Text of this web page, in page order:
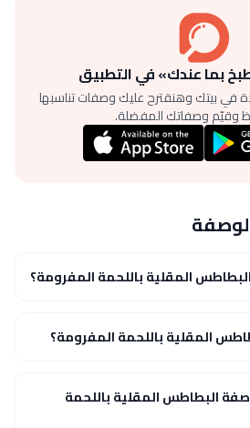
بما عندك» في التطبيق
في بيتك وهنقترح عليك وصفات تناسبها
وقيّم وصفاتك المفضلة.
المقلية باللحمة المفرومة؟
المقلية باللحمة المفرومة؟
البطاطس المقلية باللحمة